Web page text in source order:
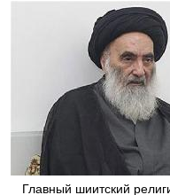
Главный шиитский